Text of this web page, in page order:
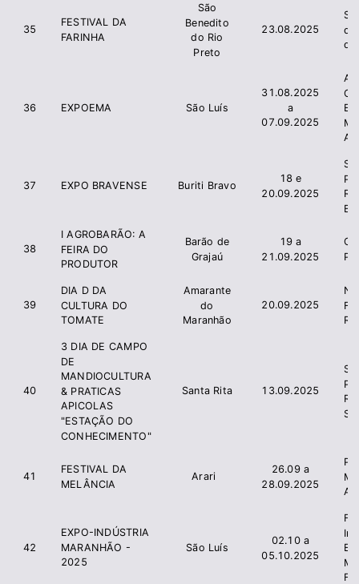
35
FESTIVAL DA
FARINHA
São
Benedito
do Rio
Preto
23.08.2025
de
do
36 EXPOEMA São Luís
31.08.2025
a
07.09.2025
37 EXPO BRAVENSE Buriti Bravo
18 e
20.09.2025
38
I AGROBARÃO: A
FEIRA DO
PRODUTOR
Barão de
Grajaú
19 a
21.09.2025
39
DIA D DA
CULTURA DO
TOMATE
Amarante
do
Maranhão
20.09.2025
40
3 DIA DE CAMPO
DE
MANDIOCULTURA
& PRATICAS
APICOLAS
"ESTAÇÃO DO
CONHECIMENTO"
Santa Rita 13.09.2025
41
FESTIVAL DA
MELÂNCIA
Arari
26.09 a
28.09.2025
42
EXPO-INDÚSTRIA
MARANHÃO -
2025
São Luís
02.10 a
05.10.2025